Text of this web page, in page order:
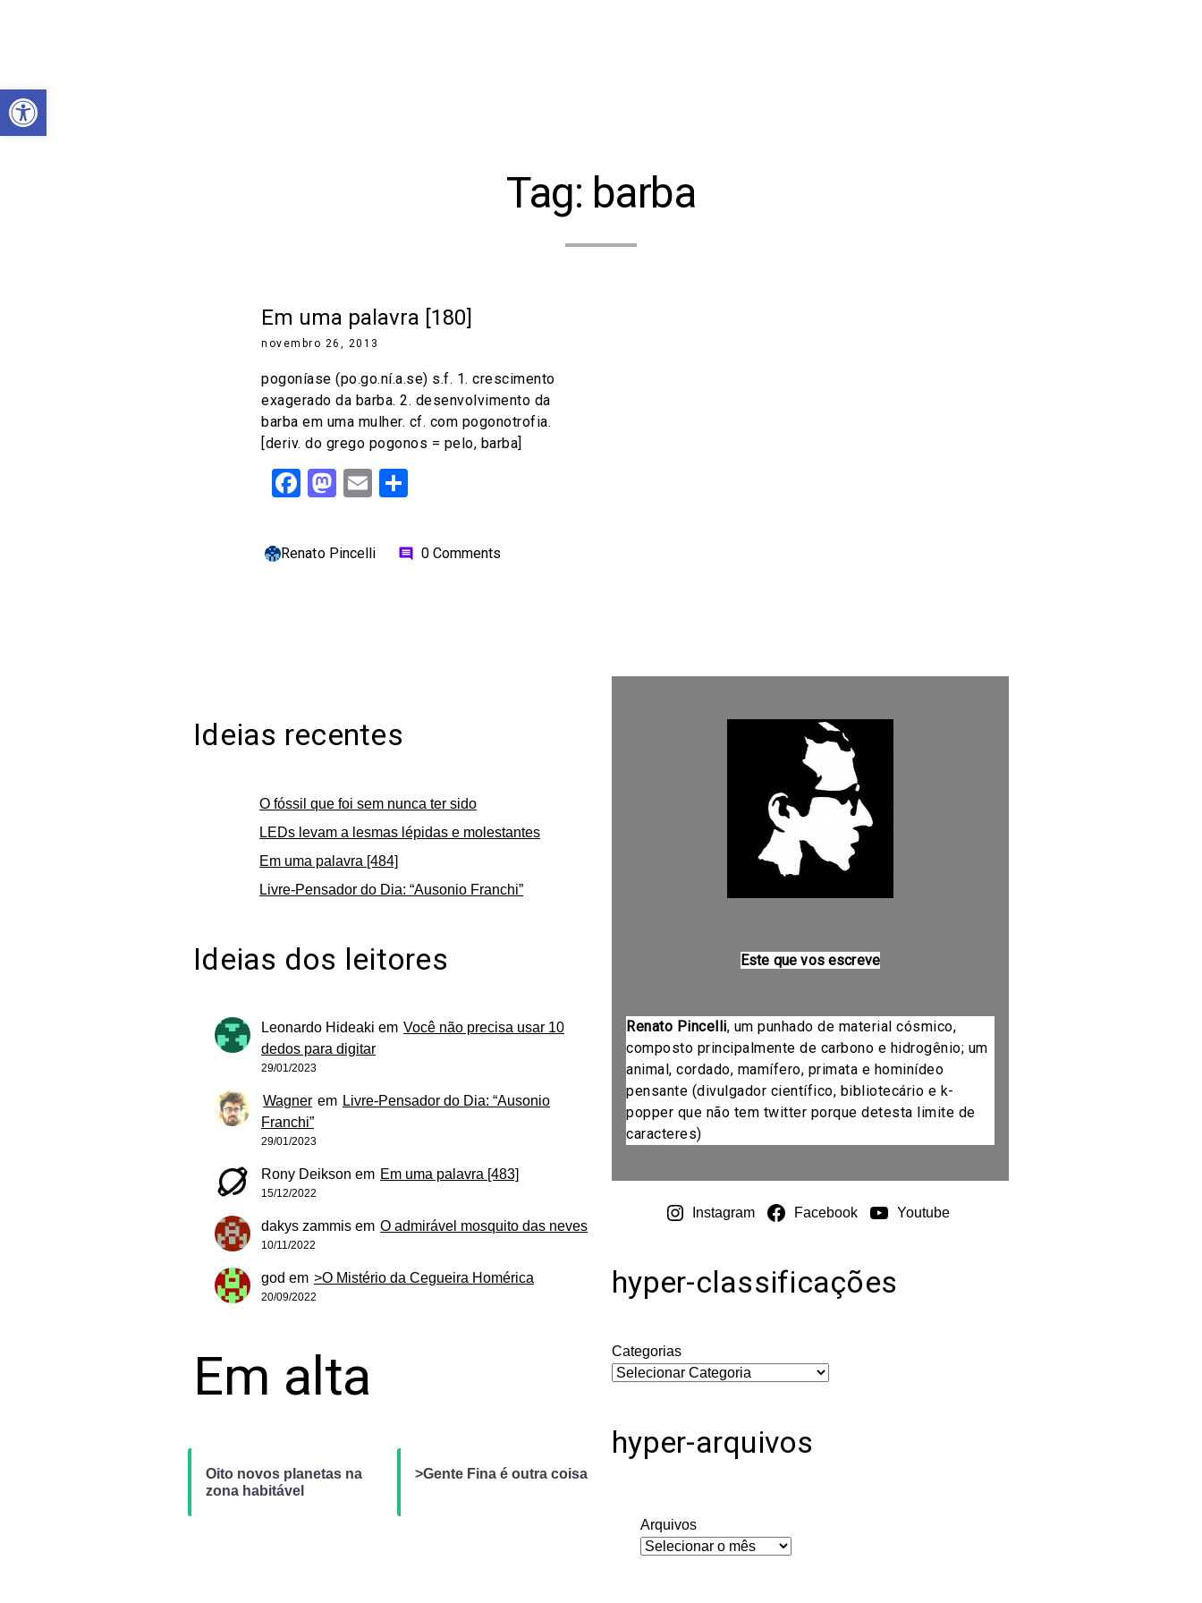
Abrir a barra de ferramentas
Tag: barba
Em uma palavra [180]
novembro 26, 2013
pogoníase (po.go.ní.a.se) s.f. 1. crescimento
exagerado da barba. 2. desenvolvimento da
barba em uma mulher. cf. com pogonotrofia.
[deriv. do grego pogonos = pelo, barba]
Facebook
Mastodon
Email
Renato Pincelli comment 0 Comments
Ideias recentes
O fóssil que foi sem nunca ter sido
LEDs levam a lesmas lépidas e molestantes
Em uma palavra [484]
Livre-Pensador do Dia: “Ausonio Franchi”
Ideias dos leitores
Leonardo Hideaki em Você não precisa usar 10
dedos para digitar
29/01/2023
Wagner em Livre-Pensador do Dia: “Ausonio
Franchi”
29/01/2023
Rony Deikson em Em uma palavra [483]
15/12/2022
dakys zammis em O admirável mosquito das neves
10/11/2022
god em >O Mistério da Cegueira Homérica
20/09/2022
Em alta
Oito novos planetas na
zona habitável
>Gente Fina é outra coisa
Este que vos escreve
Renato Pincelli, um punhado de material cósmico,
composto principalmente de carbono e hidrogênio; um
animal, cordado, mamífero, primata e hominídeo
pensante (divulgador científico, bibliotecário e k-
popper que não tem twitter porque detesta limite de
caracteres)
Instagram Facebook Youtube
hyper-classificações
Categorias
hyper-arquivos
Arquivos